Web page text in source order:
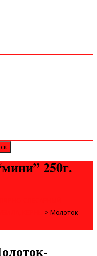
250г.
> Молоток-